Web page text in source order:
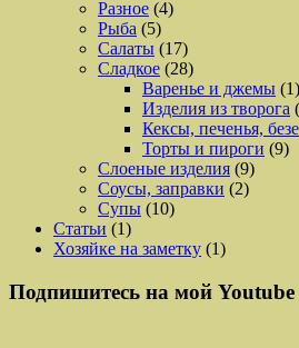
Разное (4)
Рыба (5)
Салаты (17)
Сладкое (28)
Варенье и джемы (1)
Изделия из творога
Кексы, печенья, безе
Торты и пироги (9)
Слоеные изделия (9)
Соусы, заправки (2)
Супы (10)
Статьи (1)
Хозяйке на заметку (1)
Подпишитесь на мой Youtube